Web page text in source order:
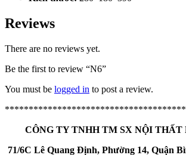
Reviews
There are no reviews yet.
Be the first to review “N6”
You must be logged in to post a review.
CÔNG TY TNHH TM SX NỘI
71/6C Lê Quang Định, Phường 14, Quận